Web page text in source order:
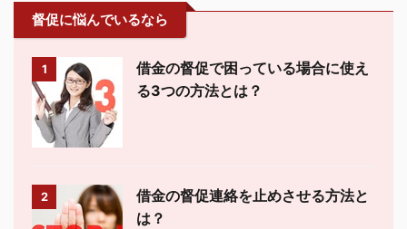
督促に悩んでいるなら
1
借金の督促で困っている場合に使え
る3つの方法とは？
2
借金の督促連絡を止めさせる方法と
は？